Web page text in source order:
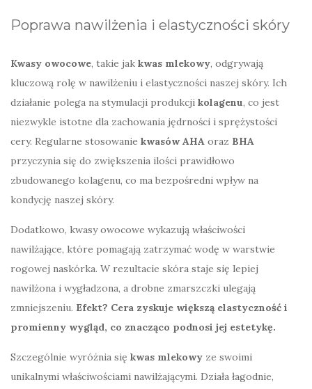
Poprawa nawilżenia i elastyczności skóry
Kwasy owocowe, takie jak kwas mlekowy, odgrywają
kluczową rolę w nawilżeniu i elastyczności naszej skóry. Ich
działanie polega na stymulacji produkcji kolagenu, co jest
niezwykle istotne dla zachowania jędrności i sprężystości
cery. Regularne stosowanie kwasów AHA oraz BHA
przyczynia się do zwiększenia ilości prawidłowo
zbudowanego kolagenu, co ma bezpośredni wpływ na
kondycję naszej skóry.
Dodatkowo, kwasy owocowe wykazują właściwości
nawilżające, które pomagają zatrzymać wodę w warstwie
rogowej naskórka. W rezultacie skóra staje się lepiej
nawilżona i wygładzona, a drobne zmarszczki ulegają
zmniejszeniu. Efekt? Cera zyskuje większą elastyczność i
promienny wygląd, co znacząco podnosi jej estetykę.
Szczególnie wyróżnia się kwas mlekowy ze swoimi
unikalnymi właściwościami nawilżającymi. Działa łagodnie,